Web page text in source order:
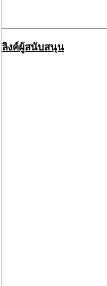
ลิงค์ผู้สนับสนุน